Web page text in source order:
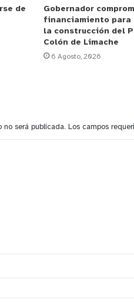
de
Gobernador
financiamiento para
la construcción del
Colón de Limache
6 Agosto, 2026
no será publicada. Los campos